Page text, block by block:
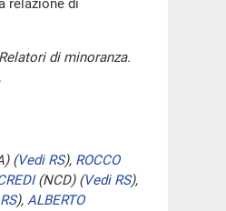
relazione di
Relatori di minoranza.
(Vedi RS), ROCCO
(NCD) (Vedi RS),
), ALBERTO